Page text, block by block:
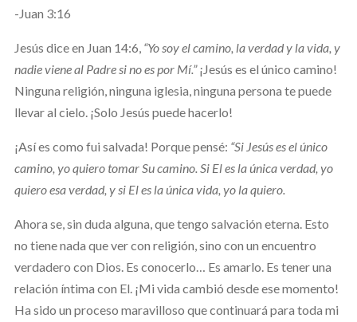
-Juan 3:16
Jesús dice en Juan 14:6, “Yo soy el camino, la verdad y la vida, y
nadie viene al Padre si no es por Mí.”¡Jesús es el único camino!
Ninguna religión, ninguna iglesia, ninguna persona te puede
llevar al cielo. ¡Solo Jesús puede hacerlo!
¡Así es como fui salvada! Porque pensé: “Si Jesús es el único
camino, yo quiero tomar Su camino. Si El es la única verdad, yo
quiero esa verdad, y si El es la única vida, yo la quiero.
Ahora se, sin duda alguna, que tengo salvación eterna. Esto
no tiene nada que ver con religión, sino con un encuentro
verdadero con Dios. Es conocerlo… Es amarlo. Es tener una
relación íntima con El. ¡Mi vida cambió desde ese momento!
Ha sido un proceso maravilloso que continuará para toda mi